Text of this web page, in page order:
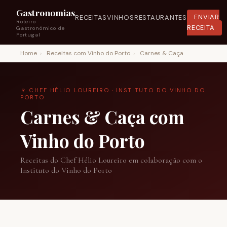
Gastronomias
Roteiro
Gastronómico de
Portugal
RECEITASVINHOSRESTAURANTES
ENVIAR
RECEITA
Home › Receitas com Vinho do Porto › Carnes & Caça
🍷 CHEF HÉLIO LOUREIRO · INSTITUTO DO VINHO DO
PORTO
Carnes & Caça com
Vinho do Porto
Receitas do Chef Hélio Loureiro em colaboração com o
Instituto do Vinho do Porto